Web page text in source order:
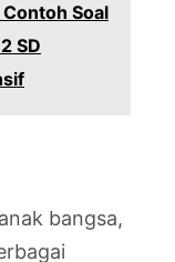
Soal
SD
bangsa,